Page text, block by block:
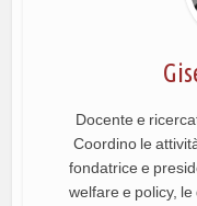
Docente e
Coordino le
fondatrice e
welfare e policy,